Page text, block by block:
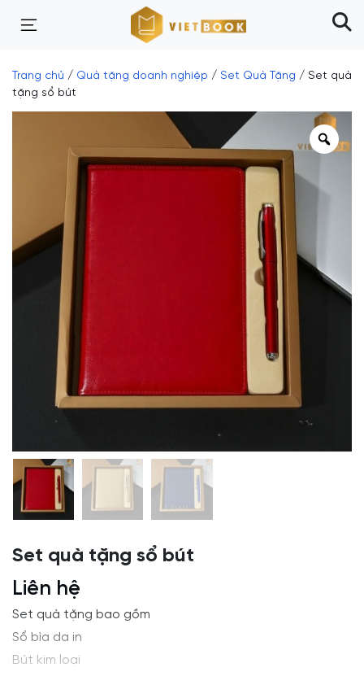
Trang chủ / Quà tặng doanh nghiệp / Set Quà Tặng / Set quà
tặng sổ bút
Set quà tặng sổ bút
Liên hệ
Set quà tặng bao gồm
Sổ bìa da in
Bút kim loại